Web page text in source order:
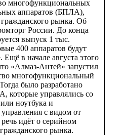
многофункциональных
аппаратов (БПЛА),
рынка. Об
России. До конца
выпуск 1 тыс.
400 аппаратов будут
в начале августа этого
«Алмаз-Антей» запустил
многофункциональный
было разработано
которые управлялись со
ноутбука и
с видом от
идёт о серийном
рынка.